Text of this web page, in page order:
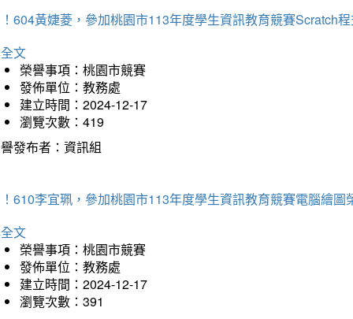
604黃婕菱，參加桃園市113年度學生資訊教育競賽Scratch
文
榮譽事項：桃園市競賽
發佈單位：教務處
建立時間：2024-12-17
瀏覽次數：419
發布者：資訊組
610李宜珮，參加桃園市113年度學生資訊教育競賽電腦繪圖
文
榮譽事項：桃園市競賽
發佈單位：教務處
建立時間：2024-12-17
瀏覽次數：391